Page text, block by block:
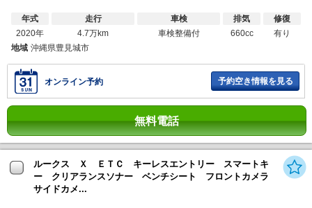
年式
2020年
走行
4.7万km
車検
車検整備付
排気
660cc
修復
有り
地域 沖縄県豊見城市
オンライン予約 予約空き情報を見る
無料電話
ルークス Ｘ ＥＴＣ キーレスエントリー スマートキ
ー クリアランスソナー ベンチシート フロントカメラ
サイドカメ...